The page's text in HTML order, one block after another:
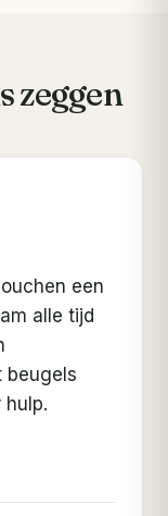
zeggen
een
alle tijd
beugels